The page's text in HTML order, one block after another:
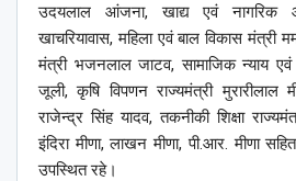
उदयलाल आंजना, खाद्य एवं नागरिक
खाचरियावास, महिला एवं बाल विकास मंत्री
मंत्री भजनलाल जाटव, सामाजिक न्याय एवं
जूली, कृषि विपणन राज्यमंत्री मुरारीलाल
राजेन्द्र सिंह यादव, तकनीकी शिक्षा
इंदिरा मीणा, लाखन मीणा, पी.आर. मीणा
उपस्थित रहे।